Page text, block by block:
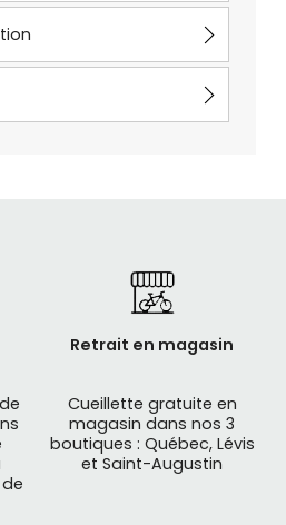
de
Retrait en magasin
Cueillette gratuite en
magasin dans nos 3
boutiques : Québec, Lévis
et Saint-Augustin